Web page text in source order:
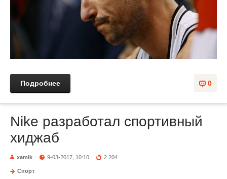
0
Подробнее
Nike разработал спортивный
хиджаб
xamik 9-03-2017, 10:10 2 204
Спорт